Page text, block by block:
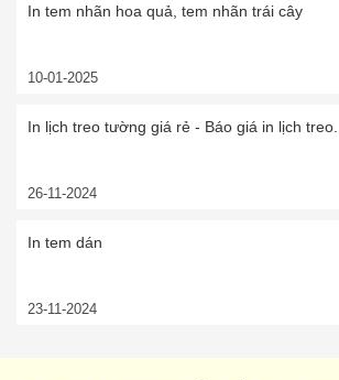
In tem nhãn hoa quả, tem nhãn trái cây
10-01-2025
In lịch treo tường giá rẻ - Báo giá in lịch treo...
26-11-2024
In tem dán
23-11-2024